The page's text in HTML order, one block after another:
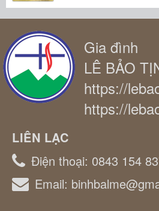
Gia đình
LÊ BẢO
https://
https://
LIÊN LẠC
Điện thoại: 0843 154
Email: